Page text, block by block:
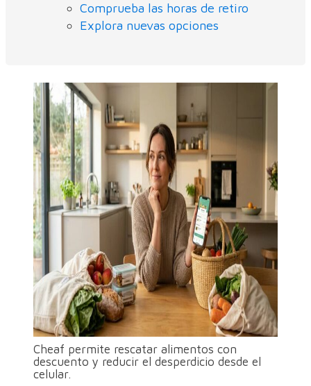
Comprueba las horas de retiro
Explora nuevas opciones
Cheaf permite rescatar alimentos con
descuento y reducir el desperdicio desde el
celular.